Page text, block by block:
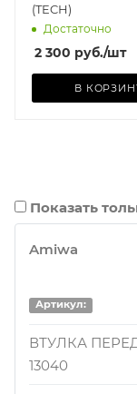
(TECH)
Достаточно
2 300 руб./шт
В
Показать
Amiwa
Артикул:
ВТУЛКА
13040